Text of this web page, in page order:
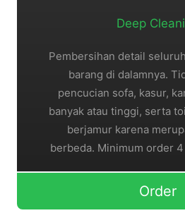
Deep
Pembersihan detail
barang di dalamnya.
pencucian sofa, kasur,
banyak atau tinggi, serta
berjamur karena
berbeda. Minimum order
Order